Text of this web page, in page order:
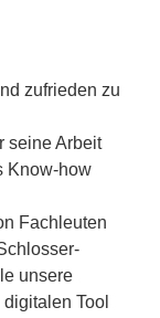
zufrieden zu
seine Arbeit
Know-how
Fachleuten
unsere
Tool